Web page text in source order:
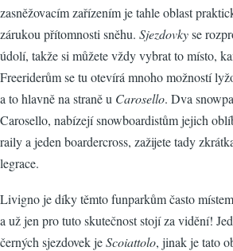
zasněžovacím zařízením je tahle oblast
zárukou přítomnosti sněhu. Sjezdovkyse
údolí, takže si můžete vždy vybrat to místo,
Freeriderům se tu otevírá mnoho možností
a to hlavně na straně u Carosello. Dva
Carosello, nabízejí snowboardistům jejich
raily a jeden boardercross, zažijete tady
legrace.
Livigno je díky těmto funparkům často
a už jen pro tuto skutečnost stojí za vidění!
černých sjezdovek jeScoiattolo, jinak je tato